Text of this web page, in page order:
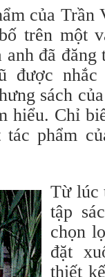
của Trần
trên một
đã đăng
được nhắc
sách
hiểu. Chỉ
tác phẩm
Từ lúc
tập
chọn
đặt
thiết